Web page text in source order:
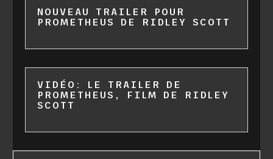
NOUVEAU TRAILER POUR
PROMETHEUS DE RIDLEY SCOTT
VIDÉO: LE TRAILER DE
PROMETHEUS, FILM DE RIDLEY
SCOTT